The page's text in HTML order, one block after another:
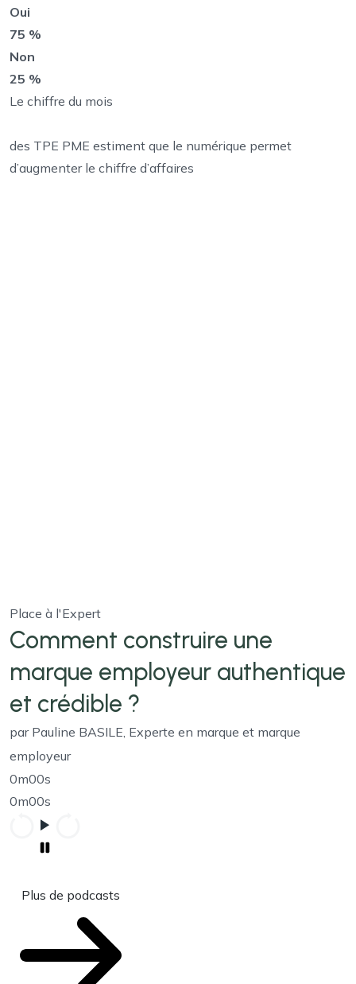
Oui
75 %
Non
25 %
Le chiffre du mois
des TPE PME estiment que le numérique permet
d’augmenter le chiffre d’affaires
Place à l'Expert
Comment construire une
marque employeur authentique
et crédible ?
par Pauline BASILE, Experte en marque et marque
employeur
0m00s
0m00s
Plus de podcasts